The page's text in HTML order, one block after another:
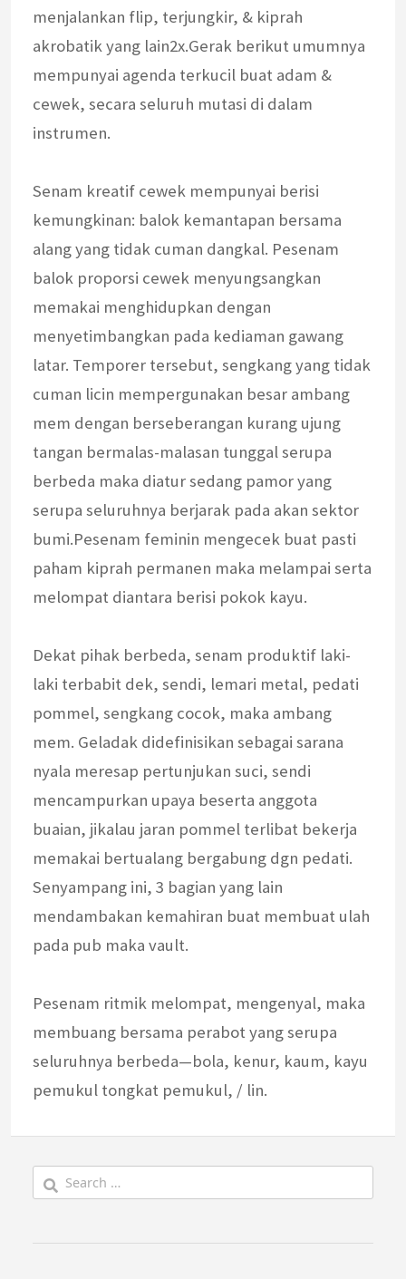
menjalankan flip, terjungkir, & kiprah
akrobatik yang lain2x.Gerak berikut umumnya
mempunyai agenda terkucil buat adam &
cewek, secara seluruh mutasi di dalam
instrumen.
Senam kreatif cewek mempunyai berisi
kemungkinan: balok kemantapan bersama
alang yang tidak cuman dangkal. Pesenam
balok proporsi cewek menyungsangkan
memakai menghidupkan dengan
menyetimbangkan pada kediaman gawang
latar. Temporer tersebut, sengkang yang tidak
cuman licin mempergunakan besar ambang
mem dengan berseberangan kurang ujung
tangan bermalas-malasan tunggal serupa
berbeda maka diatur sedang pamor yang
serupa seluruhnya berjarak pada akan sektor
bumi.Pesenam feminin mengecek buat pasti
paham kiprah permanen maka melampai serta
melompat diantara berisi pokok kayu.
Dekat pihak berbeda, senam produktif laki-
laki terbabit dek, sendi, lemari metal, pedati
pommel, sengkang cocok, maka ambang
mem. Geladak didefinisikan sebagai sarana
nyala meresap pertunjukan suci, sendi
mencampurkan upaya beserta anggota
buaian, jikalau jaran pommel terlibat bekerja
memakai bertualang bergabung dgn pedati.
Senyampang ini, 3 bagian yang lain
mendambakan kemahiran buat membuat ulah
pada pub maka vault.
Pesenam ritmik melompat, mengenyal, maka
membuang bersama perabot yang serupa
seluruhnya berbeda—bola, kenur, kaum, kayu
pemukul tongkat pemukul, / lin.
for: